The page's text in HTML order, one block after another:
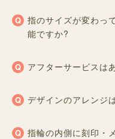
指のサイズが変わっ
能ですか?
アフターサービスは
デザインのアレンジ
指輪の内側に刻印・